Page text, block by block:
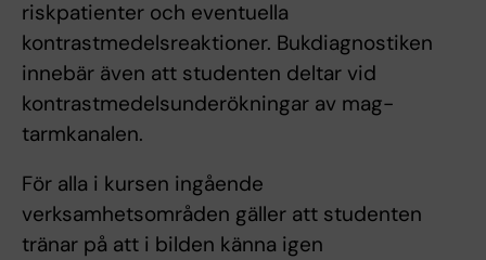
riskpatienter och eventuella
kontrastmedelsreaktioner. Bukdiagnostiken
innebär även att studenten deltar vid
kontrastmedelsunderökningar av mag-
tarmkanalen.
För alla i kursen ingående
verksamhetsområden gäller att studenten
tränar på att i bilden känna igen